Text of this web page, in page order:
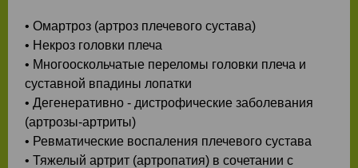
• Омартроз (артроз плечевого сустава)
• Некроз головки плеча
• Mногооскольчатые переломы головки плеча и
суставной впадины лопатки
• Дегенеративно - дистрофические заболевания
(артрозы-артриты)
• Ревматические воспаления плечевого сустава
• Тяжелый артрит (артропатия) в сочетании с